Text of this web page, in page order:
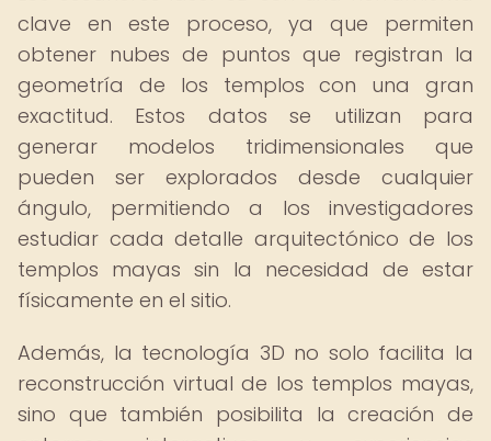
clave en este proceso, ya que permiten
obtener nubes de puntos que registran la
geometría de los templos con una gran
exactitud. Estos datos se utilizan para
generar modelos tridimensionales que
pueden ser explorados desde cualquier
ángulo, permitiendo a los investigadores
estudiar cada detalle arquitectónico de los
templos mayas sin la necesidad de estar
físicamente en el sitio.
Además, la tecnología 3D no solo facilita la
reconstrucción virtual de los templos mayas,
sino que también posibilita la creación de